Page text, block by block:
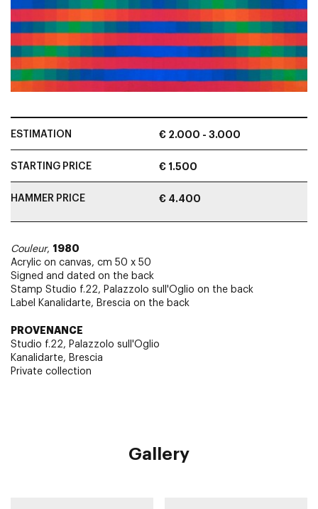
ESTIMATION € 2.000 - 3.000
STARTING PRICE € 1.500
HAMMER PRICE € 4.400
Couleur, 1980
Acrylic on canvas, cm 50 x 50
Signed and dated on the back
Stamp Studio f.22, Palazzolo sull'Oglio on the back
Label Kanalidarte, Brescia on the back
PROVENANCE
Studio f.22, Palazzolo sull'Oglio
Kanalidarte, Brescia
Private collection
Gallery